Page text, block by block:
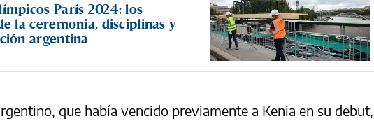
París 2024: los
la ceremonia, disciplinas y
argentina
que había vencido previamente a Kenia en su debut,